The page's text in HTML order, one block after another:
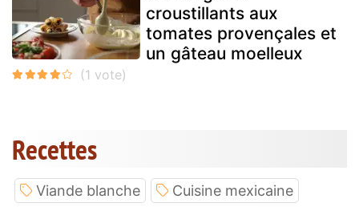
croustillants aux
tomates provençales et
un gâteau moelleux
Recettes
Viande blanche
Cuisine mexicaine